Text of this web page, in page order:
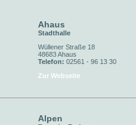
Ahaus
Stadthalle
Wüllener Straße 18
48683 Ahaus
Telefon: 02561 - 96 13 30
Zur Webseite
Alpen